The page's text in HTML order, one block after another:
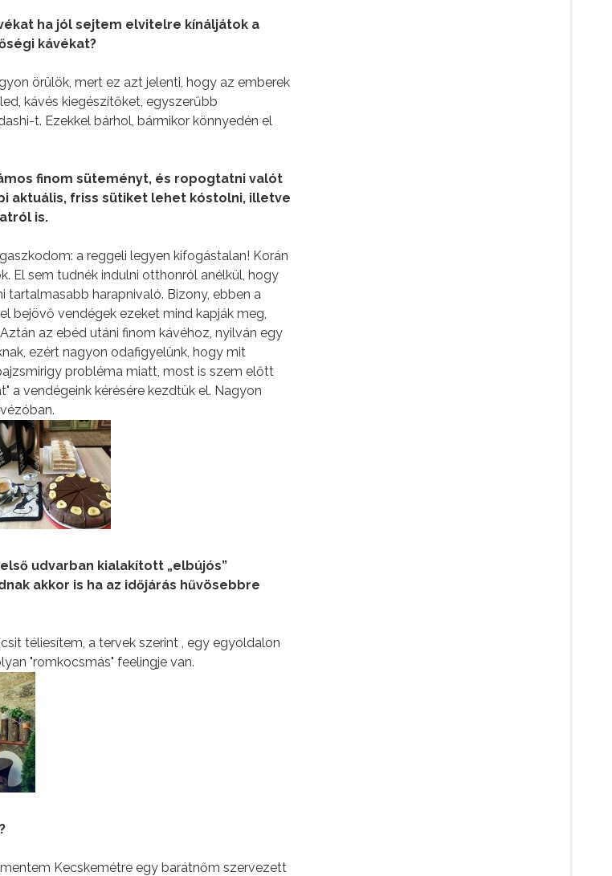
ha jól sejtem elvitelre kínáljátok a
kávékat?
örülök, mert ez azt jelenti, hogy az emberek
kávés kiegészítőket, egyszerűbb
t. Ezekkel bárhol, bármikor könnyedén el
finom süteményt, és ropogtatni valót
aktuális, friss sütiket lehet kóstolni, illetve
is.
a reggeli legyen kifogástalan! Korán
El sem tudnék indulni otthonról anélkül, hogy
harapnivaló. Bizony, ebben a
bejövő vendégek ezeket mind kapják meg,
az ebéd utáni finom kávéhoz, nyilván egy
ezért nagyon odafigyelünk, hogy mit
probléma miatt, most is szem előtt
a vendégeink kérésére kezdtük el. Nagyon
udvarban kialakított „elbújós”
akkor is ha az időjárás hűvösebbre
téliesítem, a tervek szerint , egy egyoldalon
"romkocsmás" feelingje van.
Kecskemétre egy barátnőm szervezett